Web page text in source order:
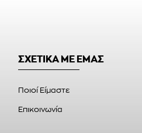
ΣΧΕΤΙΚΑ ΜΕ ΕΜΑΣ
Ποιοί Είμαστε
Επικοινωνία